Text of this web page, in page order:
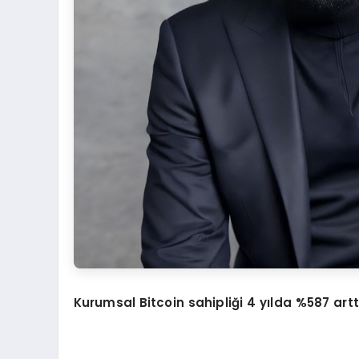
Kurumsal Bitcoin sahipliği 4 yılda %587